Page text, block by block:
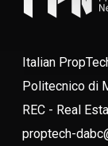
Italian
Politecnico di
REC - Real
proptech-